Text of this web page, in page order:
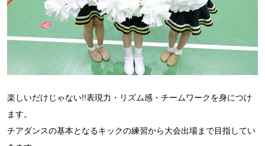
楽しいだけじゃない!!表現力・リズム感・チームワークを身につけ
ます。
チアダンスの基本となるキックの練習から大会出場まで目指してい